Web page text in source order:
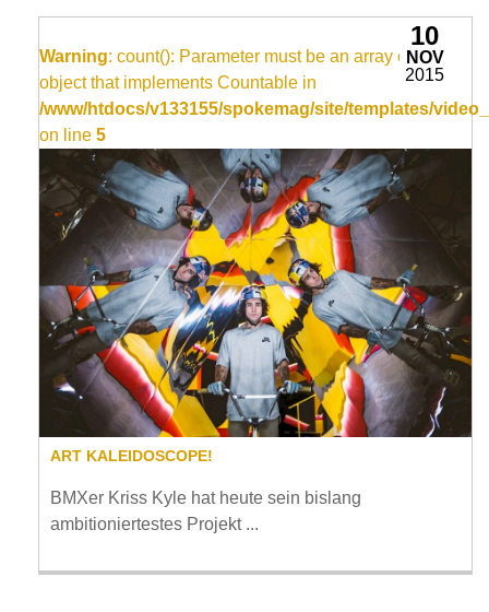
Warning: count(): Parameter must be an array or an
object that implements Countable in
/www/htdocs/v133155/spokemag/site/templates/
on line 5
ART KALEIDOSCOPE!
BMXer Kriss Kyle hat heute sein bislang
ambitioniertestes Projekt ...
10
NOV
2015